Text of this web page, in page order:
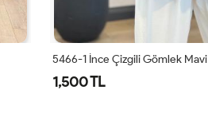
5466-1 İnce Çizgili Gömlek Mavi
1,500 TL